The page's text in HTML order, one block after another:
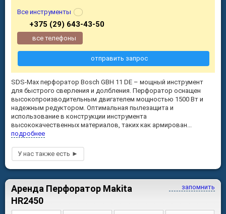
SDS-Max перфоратор Bosch GBH 11 DE – мощный инструмент
для быстрого сверления и долбления. Перфоратор оснащен
высокопроизводительным двигателем мощностью 1500 Вт и
надежным редуктором. Оптимальная пылезащита и
использование в конструкции инструмента
высококачественных материалов, таких как армирован...
подробнее
Все инструменты
+375 (29) 643-43-50
все телефоны
отправить запрос
запомнить
Аренда Перфоратор Makita
HR2450